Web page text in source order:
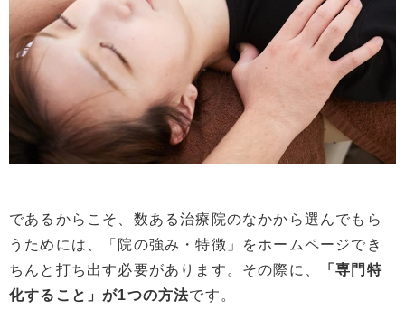
であるからこそ、数ある治療院のなかから選んでもら
うためには、「院の強み・特徴」をホームページでき
ちんと打ち出す必要があります。その際に、
「専門特
化すること」が1つの方法です。